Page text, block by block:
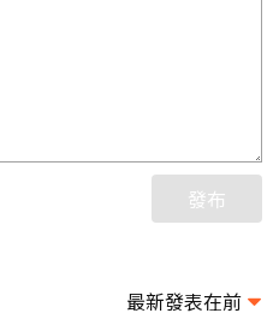
發布
最新發表在前